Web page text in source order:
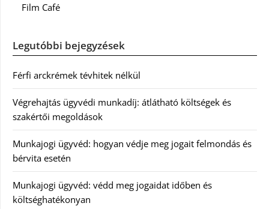
Film Café
Legutóbbi bejegyzések
Férfi arckrémek tévhitek nélkül
Végrehajtás ügyvédi munkadíj: átlátható költségek és
szakértői megoldások
Munkajogi ügyvéd: hogyan védje meg jogait felmondás és
bérvita esetén
Munkajogi ügyvéd: védd meg jogaidat időben és
költséghatékonyan